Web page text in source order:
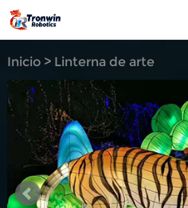
Inicio> Linterna de arte
moderno